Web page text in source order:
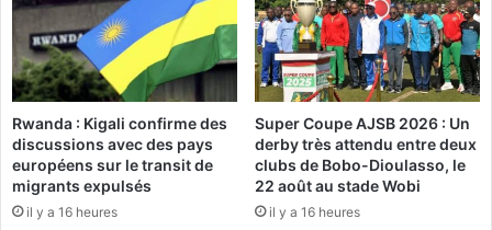
t
n
b
i
l
a
n
s
o
n
a
t
i
o
n
B
e
Rwanda : Kigali confirme des
discussions avec des pays
européens sur le transit de
migrants expulsés
il y a 16 heures
Super Coupe AJSB 2026 : Un
derby très attendu entre deux
clubs de Bobo-Dioulasso, le
22 août au stade Wobi
il y a 16 heures